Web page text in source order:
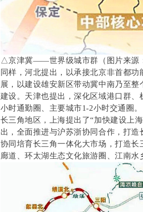
△京津冀——世界级城市群（图片来源
同样，河北提出，以承接北京非首都
展，以建设雄安新区带动冀中南乃至
建设。天津也提出，深化区域港口群
小时通勤圈、主要城市1-2小时交通圈。
长三角地区，上海提出了“加快建设上
出，全面推进与沪苏浙协同合作，打造
协同培育长三角一体化大市场，打造
廊道、环太湖生态文化旅游圈、江南水